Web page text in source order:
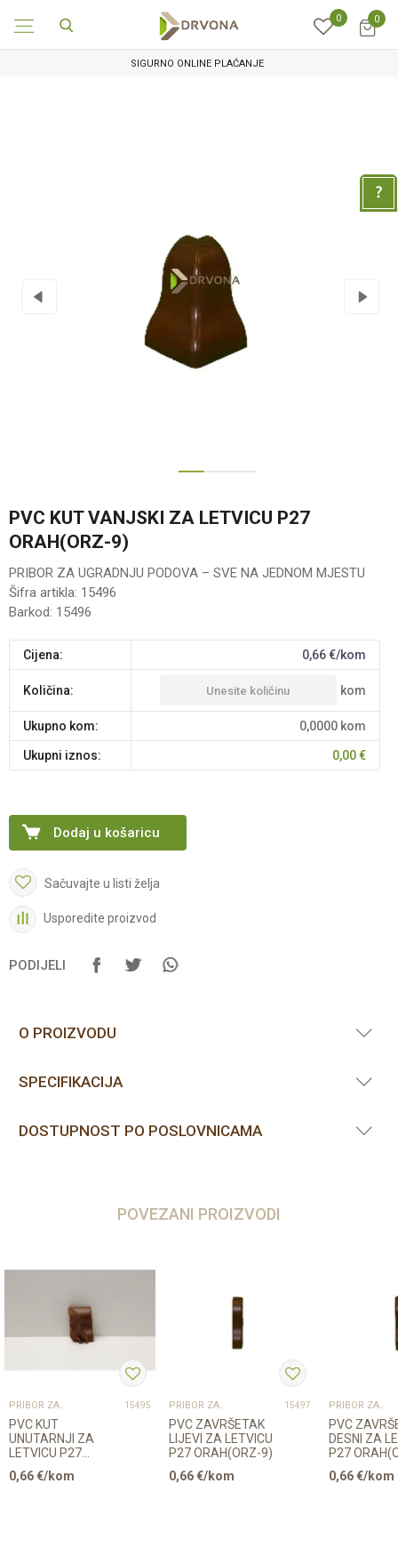
0 0
SIGURNO ONLINE PLAĆANJE
PVC KUT VANJSKI ZA LETVICU P27
ORAH(ORZ-9)
PRIBOR ZA UGRADNJU PODOVA – SVE NA JEDNOM MJESTU
Šifra artikla: 15496
Barkod: 15496
Cijena: 0,66€/kom
Količina: kom
Ukupno kom: 0,0000 kom
Ukupni iznos: 0,00€
Dodaj u košaricu
Sačuvajte u listi želja
Usporedite proizvod
PODIJELI
O PROIZVODU
SPECIFIKACIJA
DOSTUPNOST PO POSLOVNICAMA
POVEZANI PROIZVODI
PRIBOR ZA UGRADNJU PODOVA – SVE NA JEDNOM MJESTU 15495
PVC KUT
UNUTARNJI ZA
LETVICU P27
0,66€/kom
PRIBOR ZA UGRADNJU PODOVA – SVE NA JEDNOM MJESTU 15497
PVC ZAVRŠETAK
LIJEVI ZA LETVICU
P27 ORAH(ORZ-9)
0,66€/kom
PRIBOR ZA UGRADNJU PODOVA – SVE NA JEDNOM MJESTU
PVC
DESNI ZA
P27
0,66€/kom